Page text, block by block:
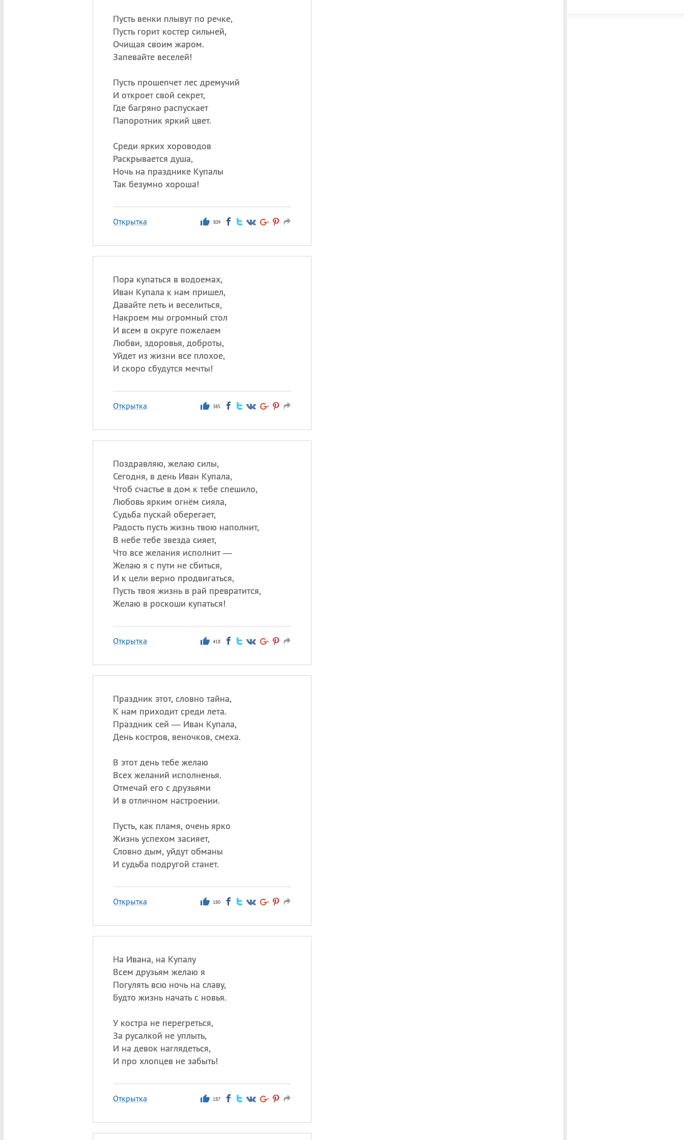
Пусть венки плывут по речке,
Пусть горит костер сильней,
Очищая своим жаром.
Запевайте веселей!
Пусть прошепчет лес дремучий
И откроет свой секрет,
Где багряно распускает
Папоротник яркий цвет.
Среди ярких хороводов
Раскрывается душа,
Ночь на празднике Купалы
Так безумно хороша!
Открытка 309
Пора купаться в водоемах,
Иван Купала к нам пришел,
Давайте петь и веселиться,
Накроем мы огромный стол
И всем в округе пожелаем
Любви, здоровья, доброты,
Уйдет из жизни все плохое,
И скоро сбудутся мечты!
Открытка 385
Поздравляю, желаю силы,
Сегодня, в день Иван Купала,
Чтоб счастье в дом к тебе спешило,
Любовь ярким огнём сияла,
Судьба пускай оберегает,
Радость пусть жизнь твою наполнит,
В небе тебе звезда сияет,
Что все желания исполнит —
Желаю я с пути не сбиться,
И к цели верно продвигаться,
Пусть твоя жизнь в рай превратится,
Желаю в роскоши купаться!
Открытка 418
Праздник этот, словно тайна,
К нам приходит среди лета.
Праздник сей — Иван Купала,
День костров, веночков, смеха.
В этот день тебе желаю
Всех желаний исполненья.
Отмечай его с друзьями
И в отличном настроении.
Пусть, как пламя, очень ярко
Жизнь успехом засияет,
Словно дым, уйдут обманы
И судьба подругой станет.
Открытка 180
На Ивана, на Купалу
Всем друзьям желаю я
Погулять всю ночь на славу,
Будто жизнь начать с новья.
У костра не перегреться,
За русалкой не уплыть,
И на девок наглядеться,
И про хлопцев не забыть!
Открытка 187